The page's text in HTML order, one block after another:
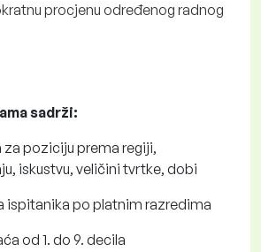
procjenu određenog radnog
sadrži:
za poziciju prema regiji,
iskustvu, veličini tvrtke, dobi
ispitanika po platnim razredima
od 1. do 9. decila